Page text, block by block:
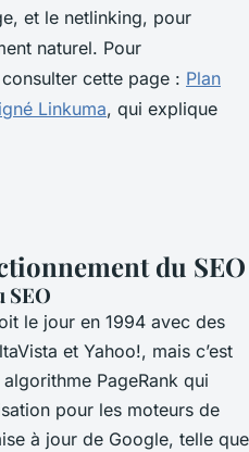
et le netlinking, pour
naturel. Pour
cette page : Plan
Linkuma, qui explique
du SEO
SEO
le jour en 1994 avec des
et Yahoo!, mais c’est
PageRank qui
pour les moteurs de
à jour de Google, telle que